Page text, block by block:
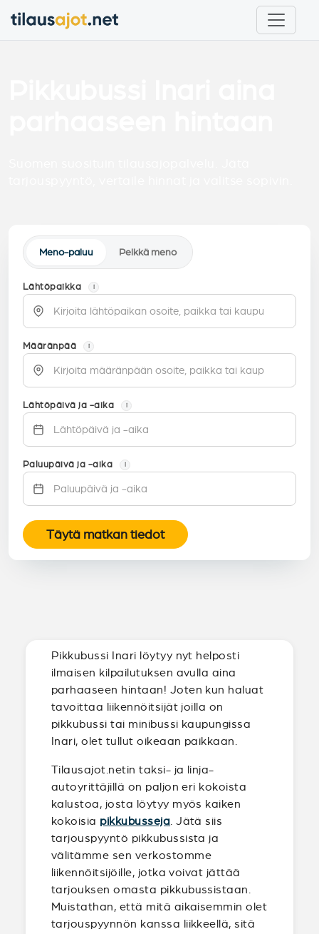
Meno-paluu Pelkkä meno
Lähtöpaikka i
Määränpää i
Lähtöpäivä ja -aika i
Paluupäivä ja -aika i
Täytä matkan tiedot
Pikkubussi Inari löytyy nyt helposti
ilmaisen kilpailutuksen avulla aina
parhaaseen hintaan! Joten kun haluat
tavoittaa liikennöitsijät joilla on
pikkubussi tai minibussi kaupungissa
Inari, olet tullut oikeaan paikkaan.
Tilausajot.netin taksi- ja linja-
autoyrittäjillä on paljon eri kokoista
kalustoa, josta löytyy myös kaiken
kokoisia pikkubusseja . Jätä siis
tarjouspyyntö pikkubussista ja
välitämme sen verkostomme
liikennöitsijöille, jotka voivat jättää
tarjouksen omasta pikkubussistaan.
Muistathan, että mitä aikaisemmin olet
tarjouspyynnön kanssa liikkeellä, sitä